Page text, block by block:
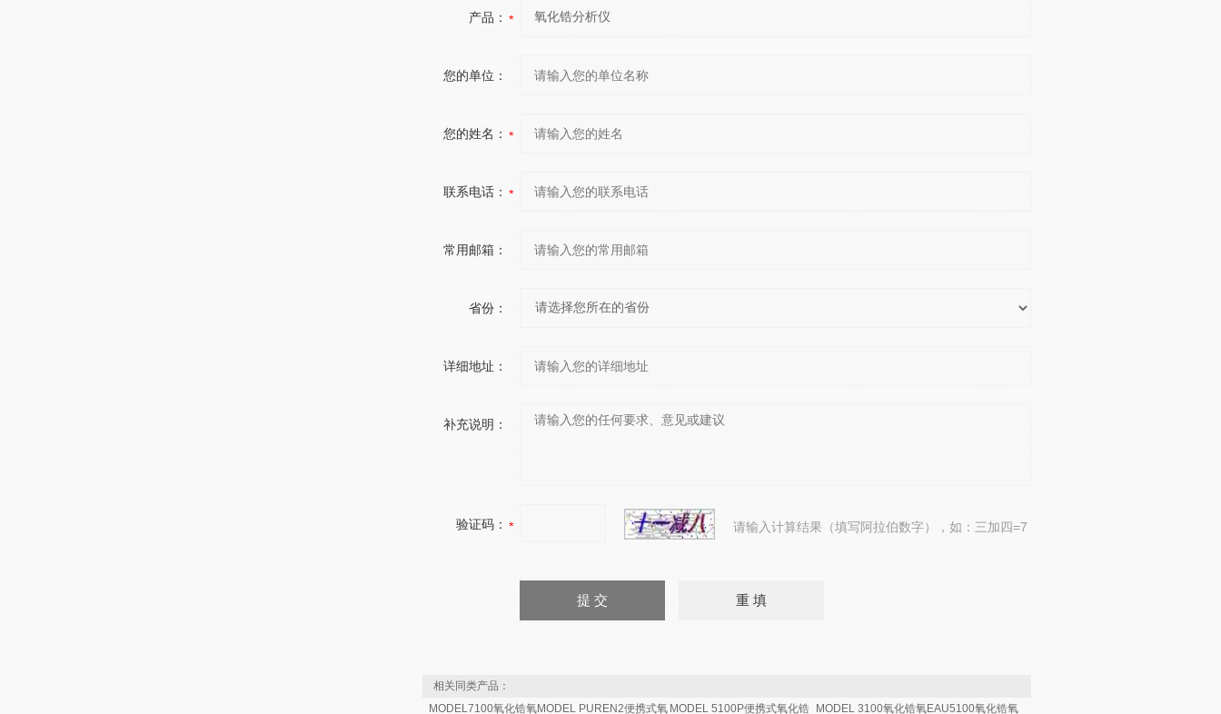
产品：
您的单位：
您的姓名：
联系电话：
常用邮箱：
省份：
详细地址：
补充说明：
验证码： 请输入计算结果（填写阿拉伯数字），如：三加四=7
相关同类产品：
MODEL7100氧化锆氧MODEL PUREN2便携式氧 MODEL 5100P便携式氧化锆 MODEL 3100氧化锆氧EAU5100氧化锆氧